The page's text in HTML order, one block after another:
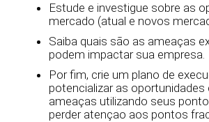
Estude e investigue sobre as
mercado (atual e novos
Saiba quais são as ameaças
podem impactar sua empresa.
Por fim, crie um plano de
potencializar as
ameaças utilizando seus
perder atençao aos pontos